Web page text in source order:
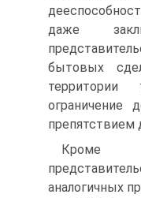
даже
бытовых
территории
ограничение
препятствием
Кроме
аналогичных